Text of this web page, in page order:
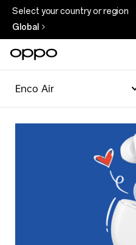
Select your country or region
Global
Enco Air